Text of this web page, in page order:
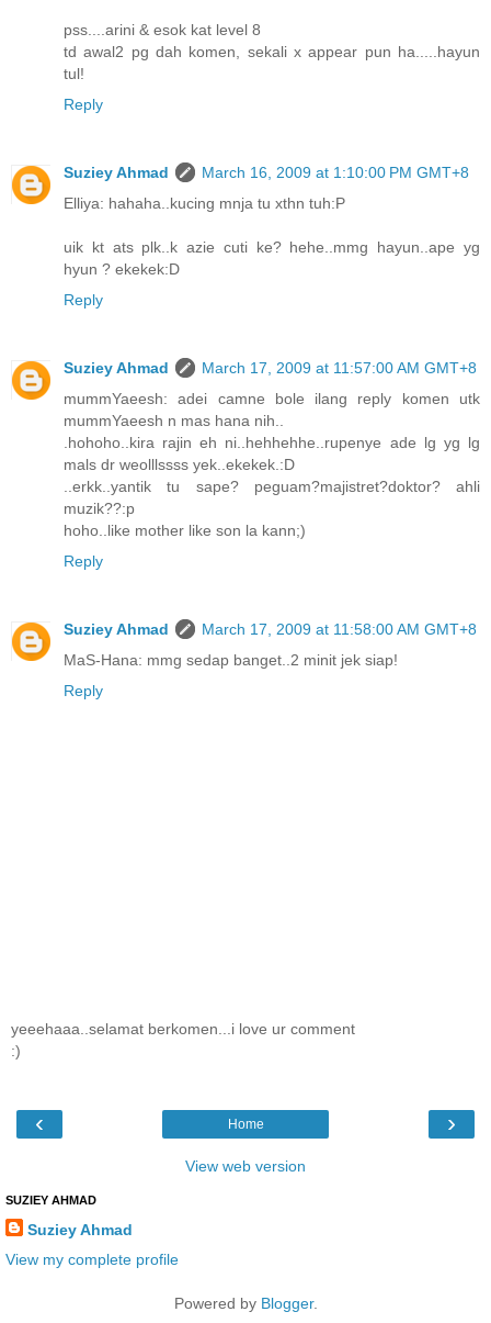
pss....arini & esok kat level 8
td awal2 pg dah komen, sekali x appear pun ha.....hayun
tul!
Reply
Suziey Ahmad
March 16, 2009 at 1:10:00 PM GMT+8
Elliya: hahaha..kucing mnja tu xthn tuh:P
uik kt ats plk..k azie cuti ke? hehe..mmg hayun..ape yg
hyun ? ekekek:D
Reply
Suziey Ahmad
March 17, 2009 at 11:57:00 AM GMT+8
mummYaeesh: adei camne bole ilang reply komen utk
mummYaeesh n mas hana nih..
.hohoho..kira rajin eh ni..hehhehhe..rupenye ade lg yg lg
mals dr weolllssss yek..ekekek.:D
..erkk..yantik tu sape? peguam?majistret?doktor? ahli
muzik??:p
hoho..like mother like son la kann;)
Reply
Suziey Ahmad
March 17, 2009 at 11:58:00 AM GMT+8
MaS-Hana: mmg sedap banget..2 minit jek siap!
Reply
yeeehaaa..selamat berkomen...i love ur comment
:)
‹ ›
Home
View web version
SUZIEY AHMAD
Suziey Ahmad
View my complete profile
Powered by Blogger.